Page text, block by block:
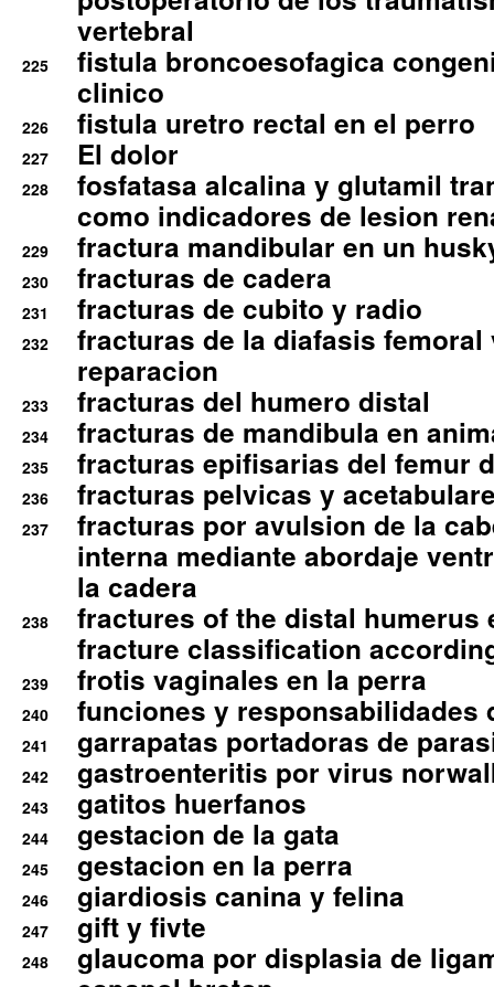
vertebral
225
fistula broncoesofagica
clinico
226 fistula uretro rectal en el perro
227 El dolor
228
fosfatasa alcalina y glutamil
como indicadores de lesion
229 fractura mandibular en un
230 fracturas de cadera
231 fracturas de cubito y radio
232
fracturas de la diafasis
reparacion
233 fracturas del humero distal
234 fracturas de mandibula en
235 fracturas epifisarias del femur
236 fracturas pelvicas y
237
fracturas por avulsion de la
interna mediante abordaje
la cadera
238
fractures of the distal humerus
fracture classification
239 frotis vaginales en la perra
240 funciones y responsabilidades
241 garrapatas portadoras de
242 gastroenteritis por virus
243 gatitos huerfanos
244 gestacion de la gata
245 gestacion en la perra
246 giardiosis canina y felina
247 gift y fivte
248
glaucoma por displasia de